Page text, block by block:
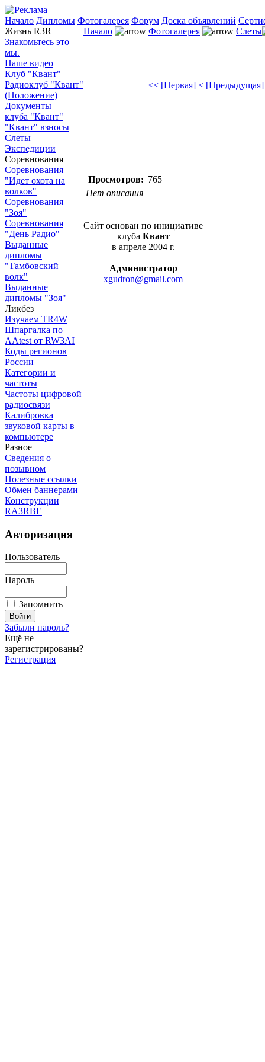
Начало Дипломы Фотогалерея Форум Доска объявлений
Жизнь R3R
Знакомьтесь это
мы.
Наше видео
Клуб "Квант"
Радиоклуб "Квант"
(Положение)
Документы
клуба "Квант"
"Квант" взносы
Слеты
Экспедиции
Соревнования
Соревнования
"Идет охота на
волков"
Соревнования
"Зоя"
Соревнования
"День Радио"
Выданные
дипломы
"Тамбовский
волк"
Выданные
дипломы "Зоя"
Ликбез
Изучаем TR4W
Шпаргалка по
AAtest от RW3AI
Коды регионов
России
Категории и
частоты
Частоты цифровой
радиосвязи
Калибровка
звуковой карты в
компьютере
Разное
Сведения о
позывном
Полезные ссылки
Обмен баннерами
Конструкции
RA3RBE
Авторизация
Пользователь
Пароль
Запомнить
Забыли пароль?
Ещё не
зарегистрированы?
Регистрация
Начало Фотогалерея Слеты
<< [Первая] < [Предыдущая]
Просмотров: 765
Нет описания
Сайт основан по инициативе
клуба Квант
в апреле 2004 г.
Администратор
xgudron@gmail.com